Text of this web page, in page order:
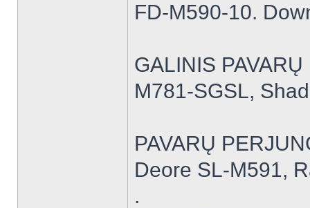
FD-M590-10.
GALINIS
M781-SGSL,
PAVARŲ
Deore SL-M591,
.